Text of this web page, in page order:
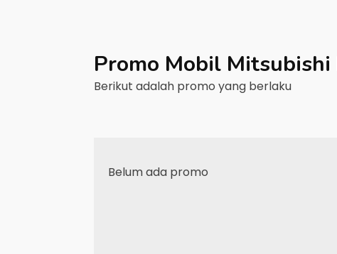
Promo Mobil Mitsubishi
Berikut adalah promo yang berlaku
Belum ada promo